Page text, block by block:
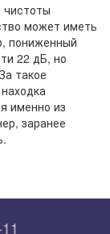
чистоты
может иметь
пониженный
22 дБ, но
такое
именно из
заранее